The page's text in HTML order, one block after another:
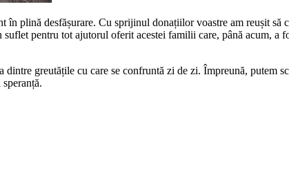
plină desfășurare. Cu sprijinul donațiilor voastre am reușit să
pentru tot ajutorul oferit acestei familii care, până acum, a
greutățile cu care se confruntă zi de zi. Împreună, putem